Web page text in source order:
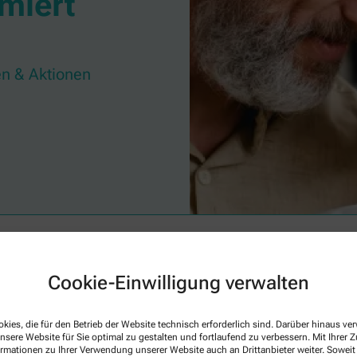
Cookie-Einwilligung verwalten
die für den Betrieb der Website technisch erforderlich sind. Darüber hinaus
Website für Sie optimal zu gestalten und fortlaufend zu verbessern. Mit Ihrer
zu Ihrer Verwendung unserer Website auch an Drittanbieter weiter. Soweit
& Aktionen
Newsletter
mit spannenden Themen rund um Ihre Gesundheit begeistern.
unserem Newsletter.
Aktuelle